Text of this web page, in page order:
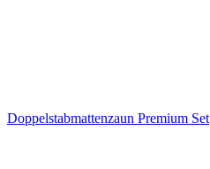
Doppelstabmattenzaun Premium Set